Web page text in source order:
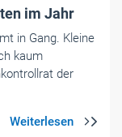
im Jahr
in Gang. Kleine
kaum
der